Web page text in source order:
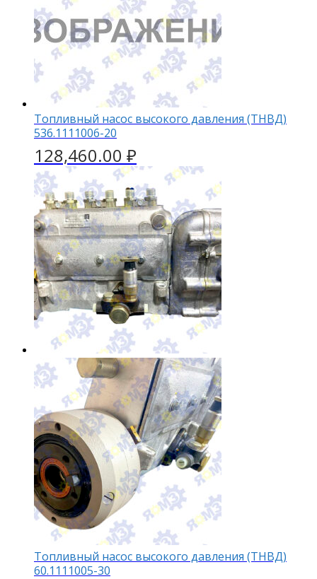
Топливный насос высокого давления (ТНВД)
536.1111006-20
128,460.00 ₽
Топливный насос высокого давления (ТНВД)
60.1111005-30